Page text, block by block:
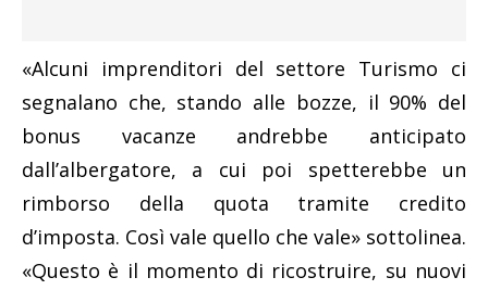
«Alcuni imprenditori del settore Turismo ci
segnalano che, stando alle bozze, il 90% del
bonus vacanze andrebbe anticipato
dall’albergatore, a cui poi spetterebbe un
rimborso della quota tramite credito
d’imposta. Così vale quello che vale» sottolinea.
«Questo è il momento di ricostruire, su nuovi